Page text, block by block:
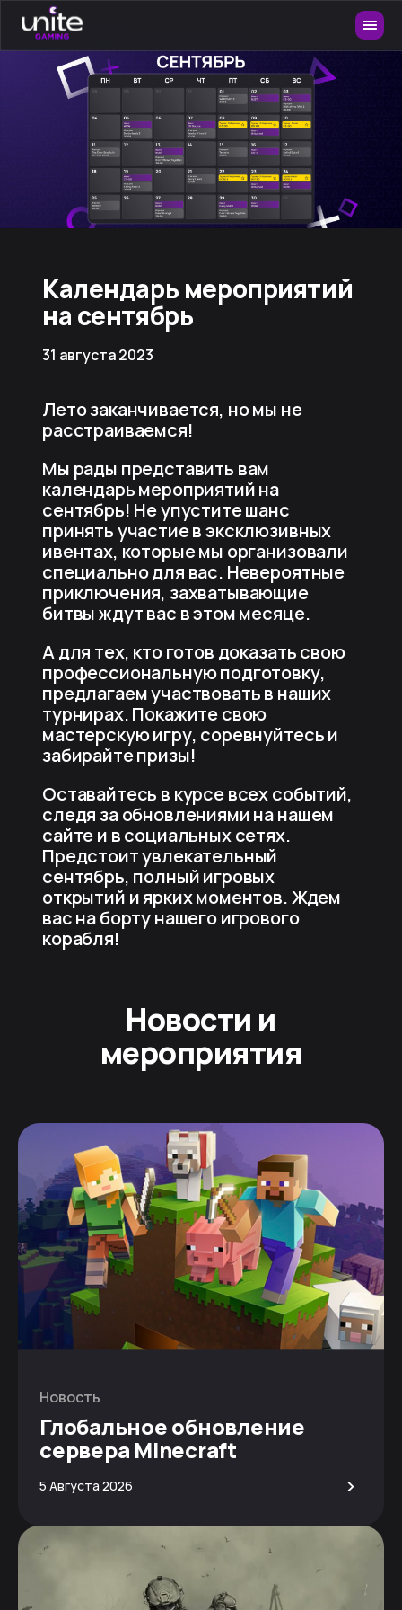
Календарь мероприятий
на сентябрь
31 августа 2023
Лето заканчивается, но мы не
расстраиваемся!
Мы рады представить вам
календарь мероприятий на
сентябрь! Не упустите шанс
принять участие в эксклюзивных
ивентах, которые мы организовали
специально для вас. Невероятные
приключения, захватывающие
битвы ждут вас в этом месяце.
А для тех, кто готов доказать свою
профессиональную подготовку,
предлагаем участвовать в наших
турнирах. Покажите свою
мастерскую игру, соревнуйтесь и
забирайте призы!
Оставайтесь в курсе всех событий,
следя за обновлениями на нашем
сайте и в социальных сетях.
Предстоит увлекательный
сентябрь, полный игровых
открытий и ярких моментов. Ждем
вас на борту нашего игрового
корабля!
Новости и
мероприятия
Новость
Глобальное обновление
сервера Minecraft
5 Августа 2026 >